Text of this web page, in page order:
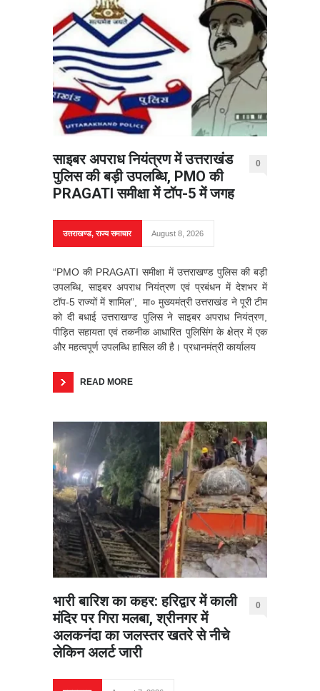
साइबर अपराध नियंत्रण में उत्तराखंड
पुलिस की बड़ी उपलब्धि, PMO की
PRAGATI समीक्षा में टॉप-5 में जगह
0
उत्तराखण्ड,राज्य समाचार August 8, 2026
“PMO की PRAGATI समीक्षा में उत्तराखण्ड पुलिस की बड़ी
उपलब्धि, साइबर अपराध नियंत्रण एवं प्रबंधन में देशभर में
टॉप-5 राज्यों में शामिल”, मा० मुख्यमंत्री उत्तराखंड ने पूरी टीम
को दी बधाई उत्तराखण्ड पुलिस ने साइबर अपराध नियंत्रण,
पीड़ित सहायता एवं तकनीक आधारित पुलिसिंग के क्षेत्र में एक
और महत्वपूर्ण उपलब्धि हासिल की है। प्रधानमंत्री कार्यालय
READ MORE
भारी बारिश का कहर: हरिद्वार में काली
मंदिर पर गिरा मलबा, श्रीनगर में
अलकनंदा का जलस्तर खतरे से नीचे
लेकिन अलर्ट जारी
0